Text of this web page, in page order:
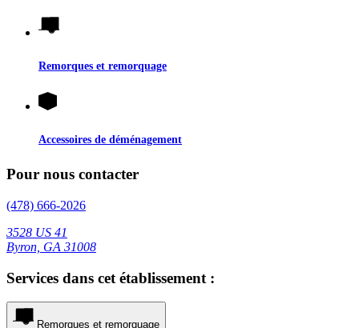
Remorques et remorquage
Accessoires de déménagement
Pour nous contacter
(478) 666-2026
3528 US 41
Byron, GA 31008
Services dans cet établissement :
Remorques et remorquage